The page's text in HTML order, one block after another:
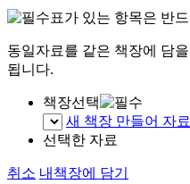
표가 있는 항목은 반
동일자료를 같은 책장에 담
됩니다.
책장선택
새 책장 만들어 자료
선택한 자료
취소 내책장에 담기